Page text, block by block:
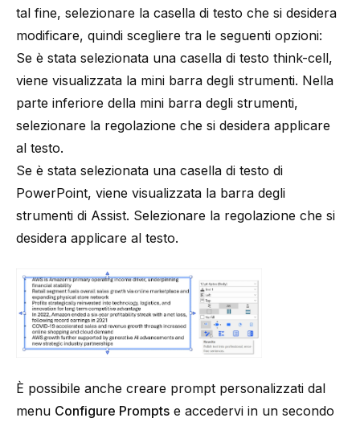
tal fine, selezionare la casella di testo che si desidera
modificare, quindi scegliere tra le seguenti opzioni:
Se è stata selezionata una casella di testo think-cell,
viene visualizzata la mini barra degli strumenti. Nella
parte inferiore della mini barra degli strumenti,
selezionare la regolazione che si desidera applicare
al testo.
Se è stata selezionata una casella di testo di
PowerPoint, viene visualizzata la barra degli
strumenti di Assist. Selezionare la regolazione che si
desidera applicare al testo.
È possibile anche creare prompt personalizzati dal
menu Configure Prompts e accedervi in un secondo